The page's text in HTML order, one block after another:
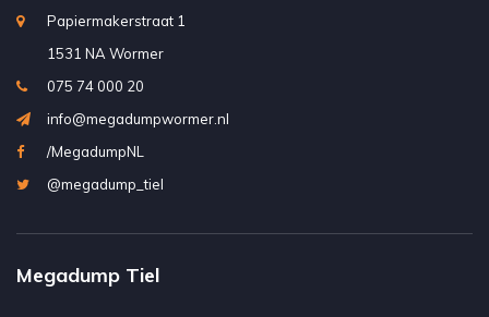
Papiermakerstraat 1
1531 NA Wormer
075 74 000 20
info@megadumpwormer.nl
/MegadumpNL
@megadump_tiel
Megadump Tiel